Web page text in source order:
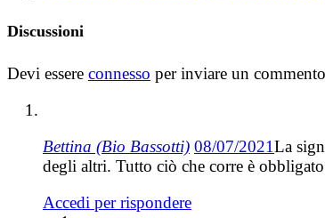
Discussioni
Devi essere connesso per inviare un
Bettina (Bio Bassotti) 08/07/2021La
degli altri. Tutto ciò che corre è
Accedi per rispondere